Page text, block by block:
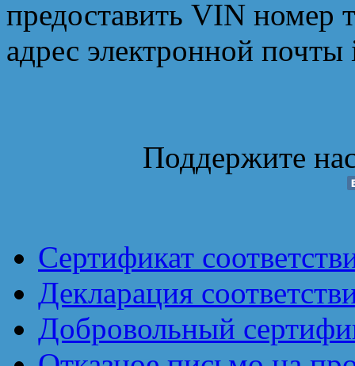
предоставить VIN номер
адрес электронной
Поддержите
Сертификат
Декларация
Добровольный